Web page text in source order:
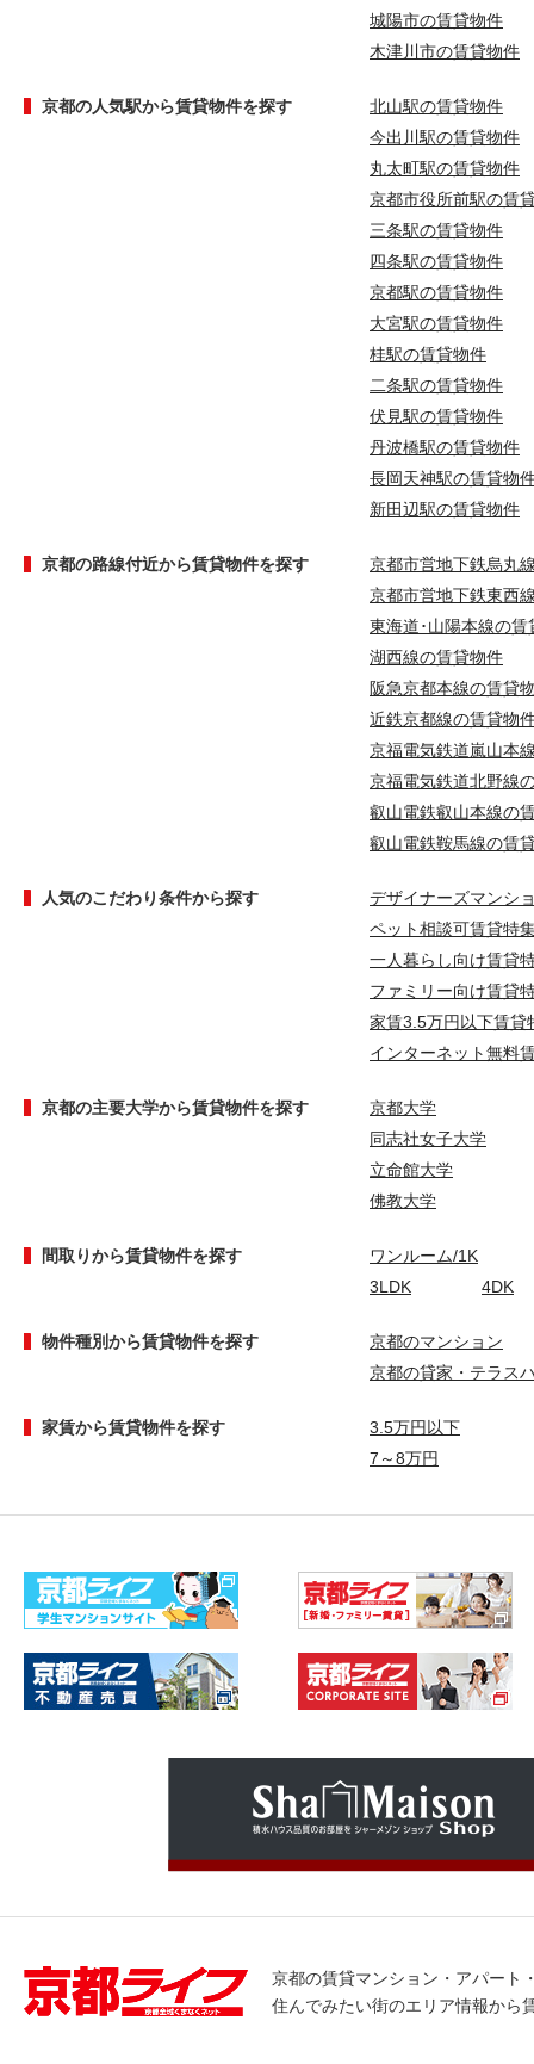
城陽市の賃貸物件
木津川市の賃貸物件
京都の人気駅から賃貸物件を探す
北山駅の賃貸物件
今出川駅の賃貸物件
丸太町駅の賃貸物件
京都市役所前駅の賃
三条駅の賃貸物件
四条駅の賃貸物件
京都駅の賃貸物件
大宮駅の賃貸物件
桂駅の賃貸物件
二条駅の賃貸物件
伏見駅の賃貸物件
丹波橋駅の賃貸物件
長岡天神駅の賃貸物
新田辺駅の賃貸物件
京都の路線付近から賃貸物件を探す
京都市営地下鉄烏丸
京都市営地下鉄東西
東海道･山陽本線の賃
湖西線の賃貸物件
阪急京都本線の賃貸
近鉄京都線の賃貸物
京福電気鉄道嵐山本
京福電気鉄道北野線
叡山電鉄叡山本線の
叡山電鉄鞍馬線の賃
人気のこだわり条件から探す
デザイナーズマンシ
ペット相談可賃貸特
一人暮らし向け賃貸
ファミリー向け賃貸
家賃3.5万円以下賃貸
インターネット無料
京都の主要大学から賃貸物件を探す
京都大学
同志社女子大学
立命館大学
佛教大学
間取りから賃貸物件を探す
ワンルーム/1K
3LDK
4DK
物件種別から賃貸物件を探す
京都のマンション
京都の貸家・テラス
家賃から賃貸物件を探す
3.5万円以下
7～8万円
京都の賃貸マンション・アパート
住んでみたい街のエリア情報から